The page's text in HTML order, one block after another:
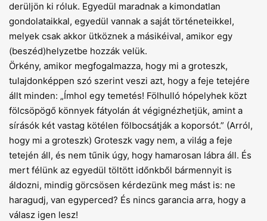
derüljön ki róluk. Egyedül maradnak a kimondatlan
gondolataikkal, egyedül vannak a saját történeteikkel,
melyek csak akkor ütköznek a másikéival, amikor egy
(beszéd)helyzetbe hozzák velük.
Örkény, amikor megfogalmazza, hogy mi a groteszk,
tulajdonképpen szó szerint veszi azt, hogy a feje tetejére
állt minden: „Ímhol egy temetés! Fölhulló hópelyhek közt
fölcsöpögő könnyek fátyolán át végignézhetjük, amint a
sírásók két vastag kötélen fölbocsátják a koporsót.” (Arról,
hogy mi a groteszk) Groteszk vagy nem, a világ a feje
tetején áll, és nem tűnik úgy, hogy hamarosan lábra áll. És
mert félünk az egyedül töltött időnkből bármennyit is
áldozni, mindig görcsösen kérdezünk meg mást is: ne
haragudj, van egyperced? És nincs garancia arra, hogy a
válasz igen lesz!